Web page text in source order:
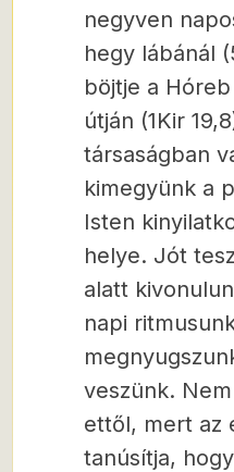
negyven
hegy lábánál
böjtje a
útján (1Kir
társaságban
kimegyünk a
Isten
helye. Jót
alatt
napi
veszünk.
ettől, mert az
tanúsítja,